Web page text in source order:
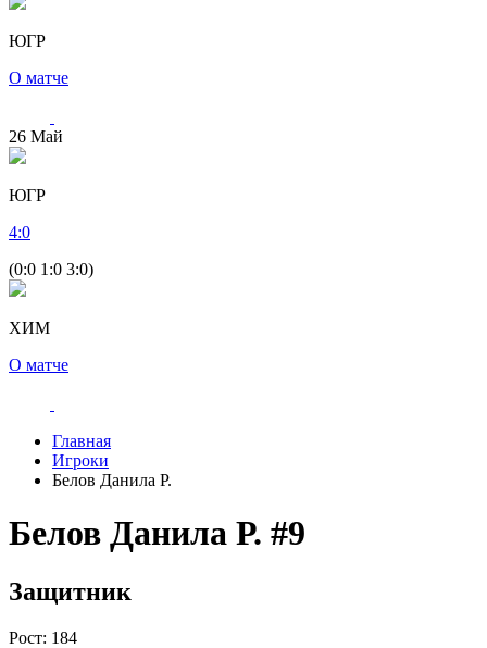
ЮГР
О матче
26 Май
ЮГР
4:0
(0:0 1:0 3:0)
ХИМ
О матче
Главная
Игроки
Белов Данила Р.
Белов Данила Р. #9
Защитник
Рост: 184